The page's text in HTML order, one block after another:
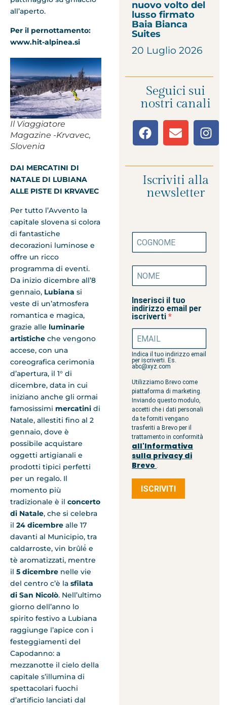
all’aperto.
Per il pernottamento:
www.hit-alpinea.si
Il Viaggiatore
Magazine -Krvavec,
Slovenia
DAI MERCATINI DI
NATALE DI LUBIANA
ALLE PISTE DI KRVAVEC
Per tutto l’Avvento la
capitale slovena si colora
di fantastiche
decorazioni luminose e
offre un ricco
programma di eventi.
Da inizio dicembre all’8
gennaio, Lubiana si
veste di un’atmosfera
romantica e magica,
grazie alle luminarie
artistiche che vengono
accese, con una
coreografica cerimonia
d’apertura, il 1° di
dicembre, data in cui
iniziano anche gli ormai
famosissimi mercatini di
Natale, allestiti fino al 2
gennaio, dove è
possibile acquistare
oggetti artigianali e
prodotti tipici perfetti
per un regalo. Il
momento più
tradizionale è il concerto
di Natale, che si celebra
il 24 dicembre alle 17
davanti al Municipio, tra
caldarroste, vin brûlé́ e
tè aromatizzati, mentre
il 5 dicembre nelle vie
del centro c’è la sfilata
di San Nicolò. Nell’ultimo
giorno dell’anno lo
spirito festivo a Lubiana
raggiunge l’apice con i
festeggiamenti del
Capodanno: a
mezzanotte il cielo della
capitale s’illumina di
spettacolari fuochi
d’artificio lanciati dal
nuovo volto del
lusso firmato
Baia Bianca
Suites
20 Luglio 2026
Seguici sui
nostri canali
Iscriviti alla
newsletter
Inserisci il tuo
indirizzo email per
iscriverti
Indica il tuo indirizzo email
per iscriverti. Es.
abc@xyz.com
Utilizziamo Brevo come
piattaforma di marketing.
Inviando questo modulo,
accetti che i dati personali
da te forniti vengano
trasferiti a Brevo per il
trattamento in conformità
all'Informativa
sulla privacy di
Brevo .
ISCRIVITI